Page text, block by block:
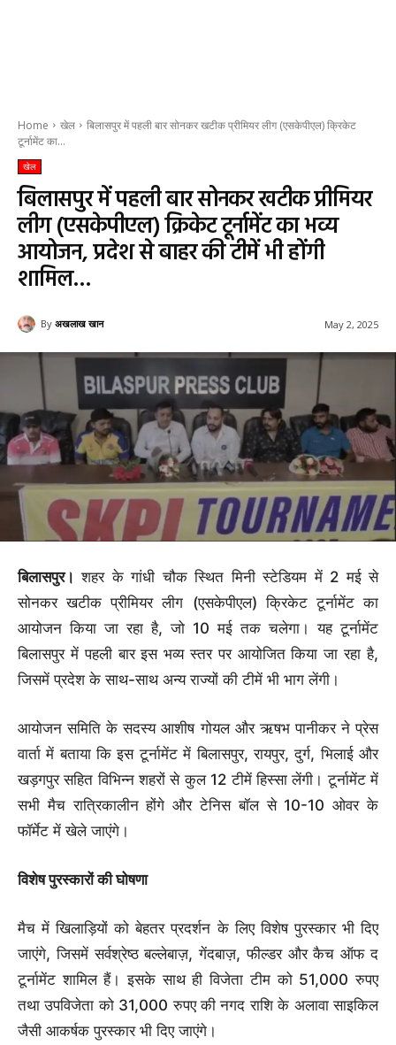
Home खेल
बिलासपुर में पहली बार सोनकर खटीक प्रीमियर लीग (एसकेपीएल) क्रिकेट
टूर्नामेंट का...
खेल
बिलासपुर में पहली बार सोनकर खटीक प्रीमियर
लीग (एसकेपीएल) क्रिकेट टूर्नामेंट का भव्य
आयोजन, प्रदेश से बाहर की टीमें भी होंगी
शामिल…
By अखलाख खान May 2, 2025
बिलासपुर। शहर के गांधी चौक स्थित मिनी स्टेडियम में 2 मई से
सोनकर खटीक प्रीमियर लीग (एसकेपीएल) क्रिकेट टूर्नामेंट का
आयोजन किया जा रहा है, जो 10 मई तक चलेगा। यह टूर्नामेंट
बिलासपुर में पहली बार इस भव्य स्तर पर आयोजित किया जा रहा है,
जिसमें प्रदेश के साथ-साथ अन्य राज्यों की टीमें भी भाग लेंगी।
आयोजन समिति के सदस्य आशीष गोयल और ऋषभ पानीकर ने प्रेस
वार्ता में बताया कि इस टूर्नामेंट में बिलासपुर, रायपुर, दुर्ग, भिलाई और
खड़गपुर सहित विभिन्न शहरों से कुल 12 टीमें हिस्सा लेंगी। टूर्नामेंट में
सभी मैच रात्रिकालीन होंगे और टेनिस बॉल से 10-10 ओवर के
फॉर्मेट में खेले जाएंगे।
विशेष पुरस्कारों की घोषणा
मैच में खिलाड़ियों को बेहतर प्रदर्शन के लिए विशेष पुरस्कार भी दिए
जाएंगे, जिसमें सर्वश्रेष्ठ बल्लेबाज़, गेंदबाज़, फील्डर और कैच ऑफ द
टूर्नामेंट शामिल हैं। इसके साथ ही विजेता टीम को 51,000 रुपए
तथा उपविजेता को 31,000 रुपए की नगद राशि के अलावा साइकिल
जैसी आकर्षक पुरस्कार भी दिए जाएंगे।